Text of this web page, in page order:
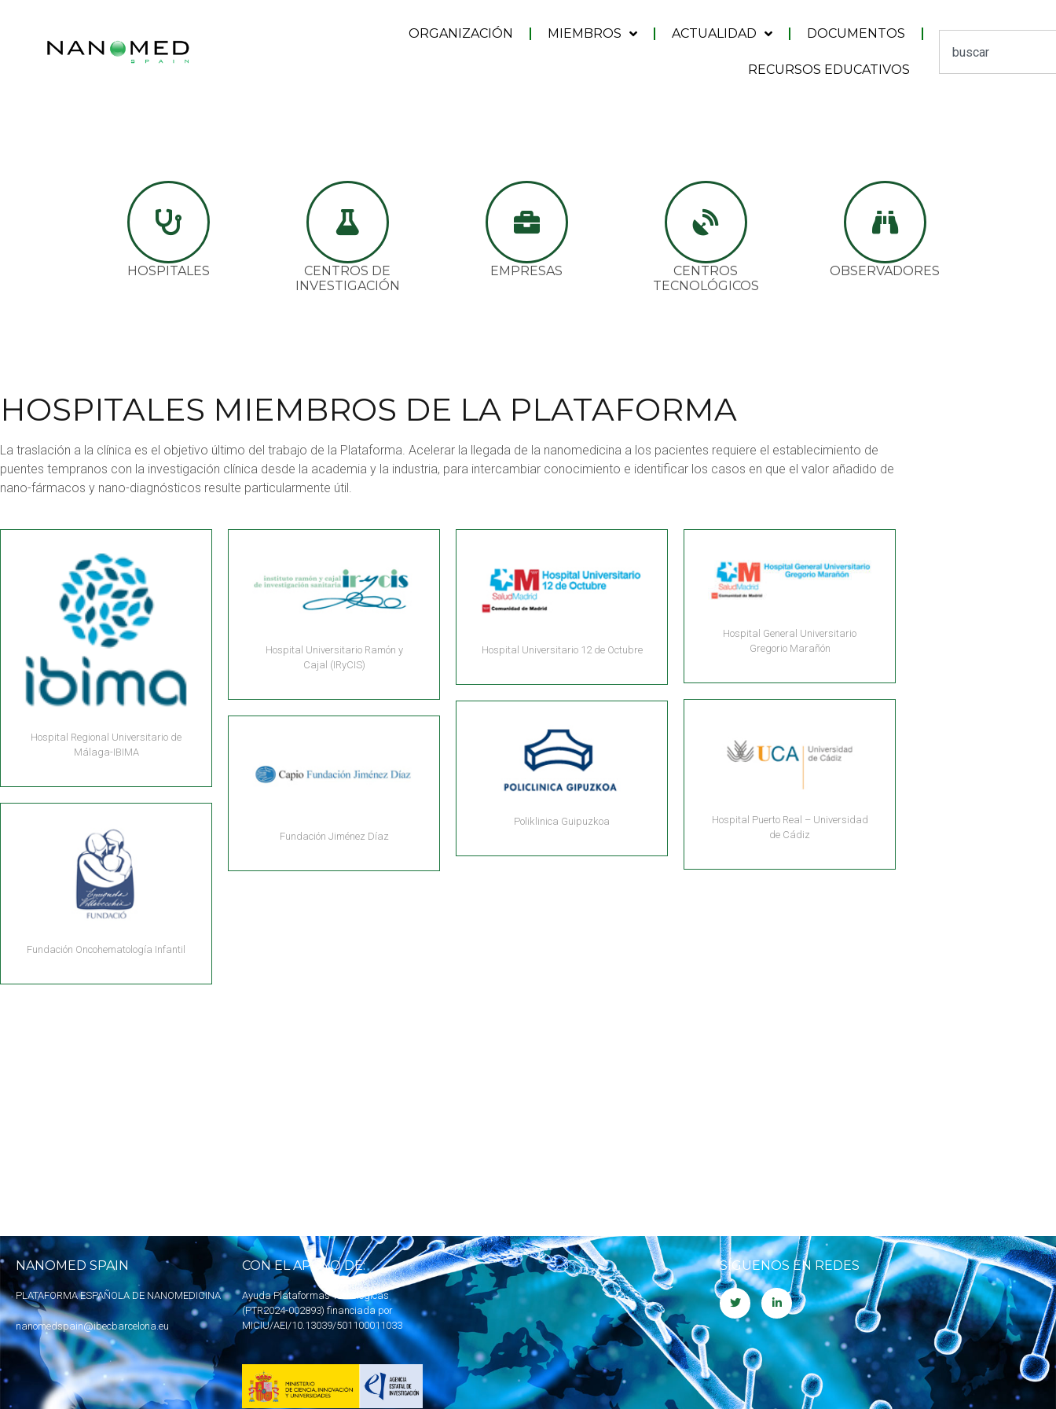
ORGANIZACIÓN MIEMBROS ACTUALIDAD DOCUMENTOS
RECURSOS EDUCATIVOS
HOSPITALES
CENTROS DE
INVESTIGACIÓN
EMPRESAS
CENTROS
TECNOLÓGICOS
OBSERVADORES
HOSPITALES MIEMBROS DE LA PLATAFORMA
La traslación a la clínica es el objetivo último del trabajo de la Plataforma. Acelerar la llegada de la nanomedicina a los pacientes requiere el establecimiento de
puentes tempranos con la investigación clínica desde la academia y la industria, para intercambiar conocimiento e identificar los casos en que el valor añadido de
nano-fármacos y nano-diagnósticos resulte particularmente útil.
Hospital Regional Universitario de
Málaga-IBIMA
Hospital Universitario Ramón y
Cajal (IRyCIS)
Hospital Universitario 12 de Octubre
Hospital General Universitario
Gregorio Marañón
Fundación Oncohematología Infantil
Fundación Jiménez Díaz
Poliklinica Guipuzkoa
Hospital Puerto Real – Universidad
de Cádiz
NANOMED SPAIN
PLATAFORMA ESPAÑOLA DE NANOMEDICINA
nanomedspain@ibecbarcelona.eu
CON EL APOYO DE:
Ayuda Plataformas Tecnológicas
(PTR2024-002893) financiada por
MICIU/AEI/10.13039/501100011033
SÍGUENOS EN REDES